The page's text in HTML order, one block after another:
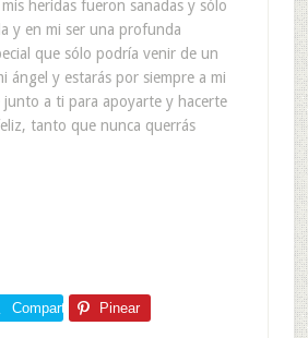
heridas fueron sanadas y sólo
y en mi ser una profunda
que sólo podría venir de un
ángel y estarás por siempre a mi
junto a ti para apoyarte y hacerte
tanto que nunca querrás
Comparte Pinear